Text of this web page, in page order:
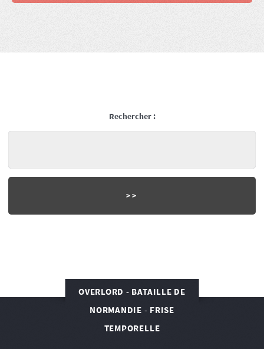
Rechercher :
OVERLORD - BATAILLE DE
NORMANDIE - FRISE
TEMPORELLE